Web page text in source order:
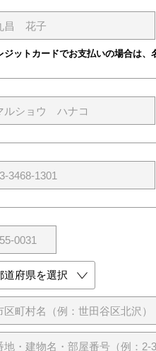
ジットカードでお支払いの場合は、